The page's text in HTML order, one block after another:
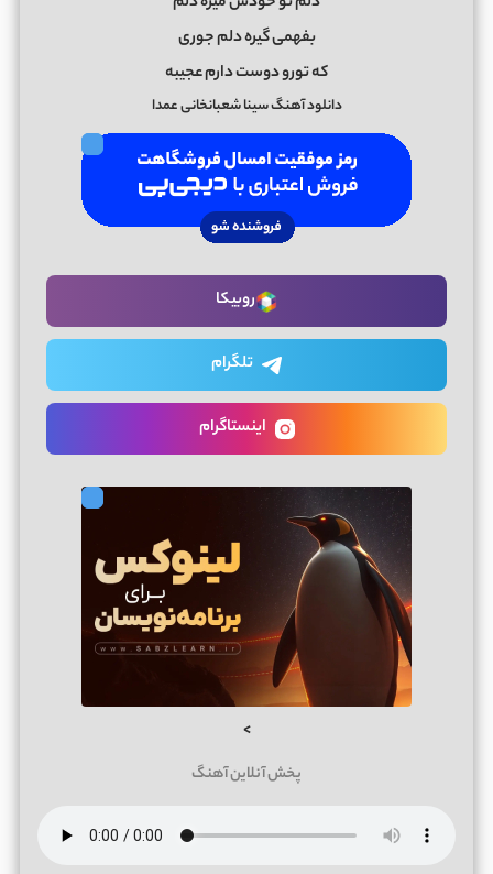
بفهمی گیره دلم جوری
که تورو دوست دارم عجیبه
دانلود آهنگ سینا شعبانخانی عمدا
روبیکا
تلگرام
اینستاگرام
>
پخش آنلاین آهنگ